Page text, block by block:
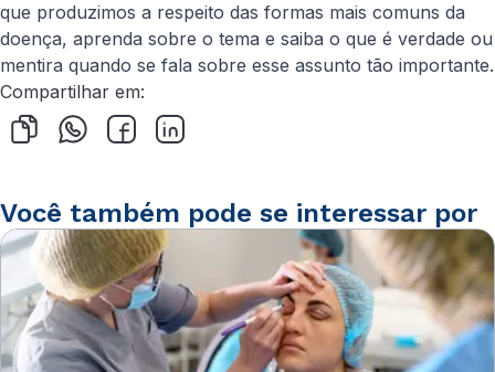
que produzimos a respeito das formas mais comuns da
doença, aprenda sobre o tema e saiba o que é verdade ou
mentira quando se fala sobre esse assunto tão importante.
Compartilhar em:
Você também pode se interessar por